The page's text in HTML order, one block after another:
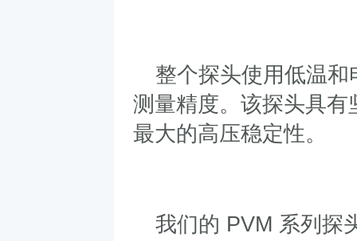
整个探头使用低温
测量精度。该探头具
最大的高压稳定性。
我们的 PVM 系列探